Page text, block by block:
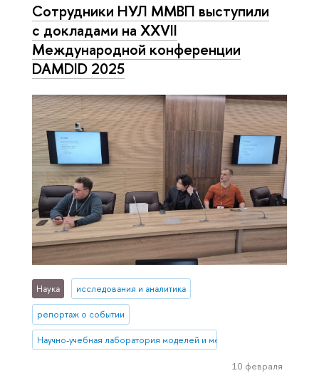
Сотрудники НУЛ ММВП выступили
с докладами на XXVII
Международной конференции
DAMDID 2025
Наука исследования и аналитика
репортаж о событии
Научно-учебная лаборатория моделей и методов вычислительной
10 февраля